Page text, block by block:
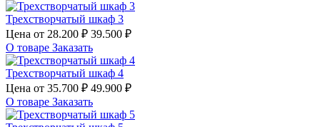
Трехстворчатый шкаф 3
Цена от 28.200 ₽ 39.500 ₽
О товаре Заказать
Трехстворчатый шкаф 4
Цена от 35.700 ₽ 49.900 ₽
О товаре Заказать